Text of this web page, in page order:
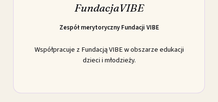
FundacjaVIBE
Zespół merytoryczny Fundacji VIBE
Współpracuje z Fundacją VIBE w obszarze edukacji
dzieci i młodzieży.